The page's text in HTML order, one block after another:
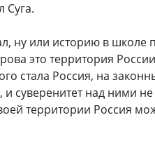
Суга.
ну или историю в школе
это территория
стала Россия, на
суверенитет над ними
территории Россия